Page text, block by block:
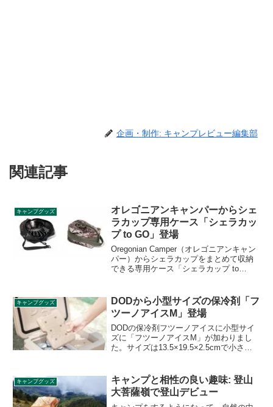
企画・制作: キャンプレビュー編集部
関連記事
キャンプグッズ
オレゴニアンキャンパーからシェ
ラカップ専用ケース「シェラカッ
プ to GO」登場
Oregonian Camper（オレゴニアンキャン
パー）からシェラカップをまとめて収納
できる専用ケース「シェラカップ to
います。詳細をレビューします。
キャンプグッズ
DODから小型サイズの保冷剤「フ
ツーノアイスM」登場
DODの保冷剤フツーノアイスに小型サイ
ズに「フツーノアイスM」が加わりまし
た。サイズは13.5×19.5×2.5cmで小さい
スL」という商品名に変わります。詳細を
レビューします。
キャンプグッズ
キャンプと相性の良い趣味: 登山
大菩薩嶺で登山デビュー